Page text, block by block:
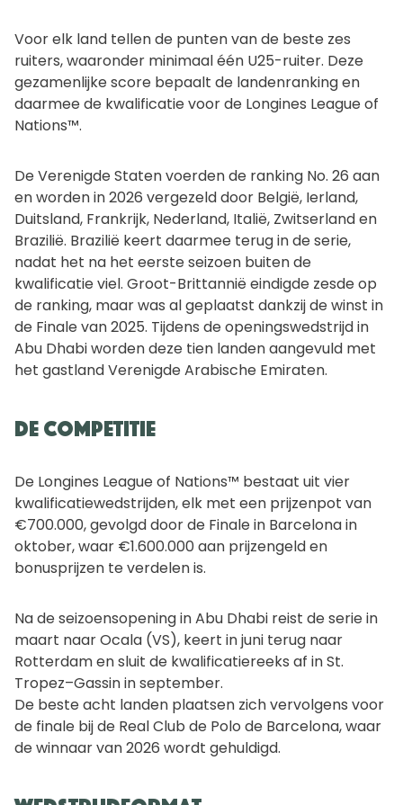
Voor elk land tellen de punten van de beste zes
ruiters, waaronder minimaal één U25-ruiter. Deze
gezamenlijke score bepaalt de landenranking en
daarmee de kwalificatie voor de Longines League of
Nations™.
De Verenigde Staten voerden de ranking No. 26 aan
en worden in 2026 vergezeld door België, Ierland,
Duitsland, Frankrijk, Nederland, Italië, Zwitserland en
Brazilië. Brazilië keert daarmee terug in de serie,
nadat het na het eerste seizoen buiten de
kwalificatie viel. Groot-Brittannië eindigde zesde op
de ranking, maar was al geplaatst dankzij de winst in
de Finale van 2025. Tijdens de openingswedstrijd in
Abu Dhabi worden deze tien landen aangevuld met
het gastland Verenigde Arabische Emiraten.
De competitie
De Longines League of Nations™ bestaat uit vier
kwalificatiewedstrijden, elk met een prijzenpot van
€700.000, gevolgd door de Finale in Barcelona in
oktober, waar €1.600.000 aan prijzengeld en
bonusprijzen te verdelen is.
Na de seizoensopening in Abu Dhabi reist de serie in
maart naar Ocala (VS), keert in juni terug naar
Rotterdam en sluit de kwalificatiereeks af in St.
Tropez–Gassin in september.
De beste acht landen plaatsen zich vervolgens voor
de finale bij de Real Club de Polo de Barcelona, waar
de winnaar van 2026 wordt gehuldigd.